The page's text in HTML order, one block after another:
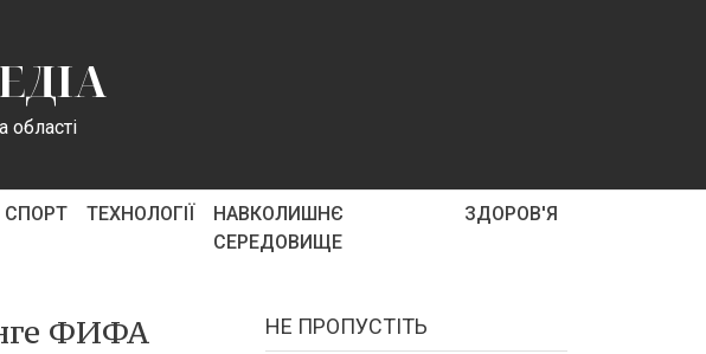
області
СПОРТ ТЕХНОЛОГІЇ
НАВКОЛИШНЄ
СЕРЕДОВИЩЕ
ЗДОРОВ'Я
ФИФА НЕ ПРОПУСТІТЬ